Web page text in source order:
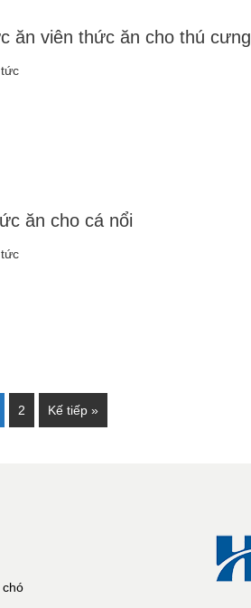
ăn viên thức ăn cho thú cưng
ăn cho cá nổi
2 Kế tiếp »